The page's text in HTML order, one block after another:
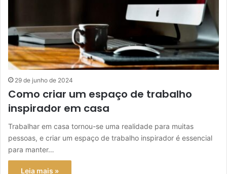
29 de junho de 2024
Como criar um espaço de trabalho
inspirador em casa
Trabalhar em casa tornou-se uma realidade para muitas
pessoas, e criar um espaço de trabalho inspirador é essencial
para manter…
Leia mais »